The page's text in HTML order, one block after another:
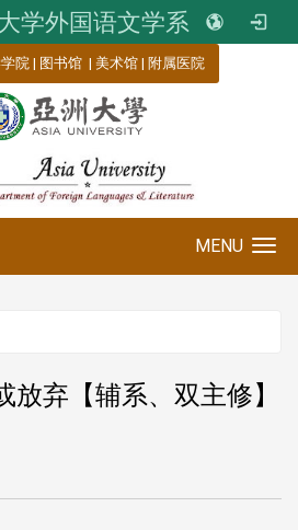
学外国语文学系
院 | 图书馆 | 美术馆 | 附属医院
MENU
放弃【辅系、双主修】